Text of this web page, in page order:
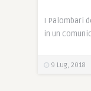
I Palombari
in un
9 Lug, 2018